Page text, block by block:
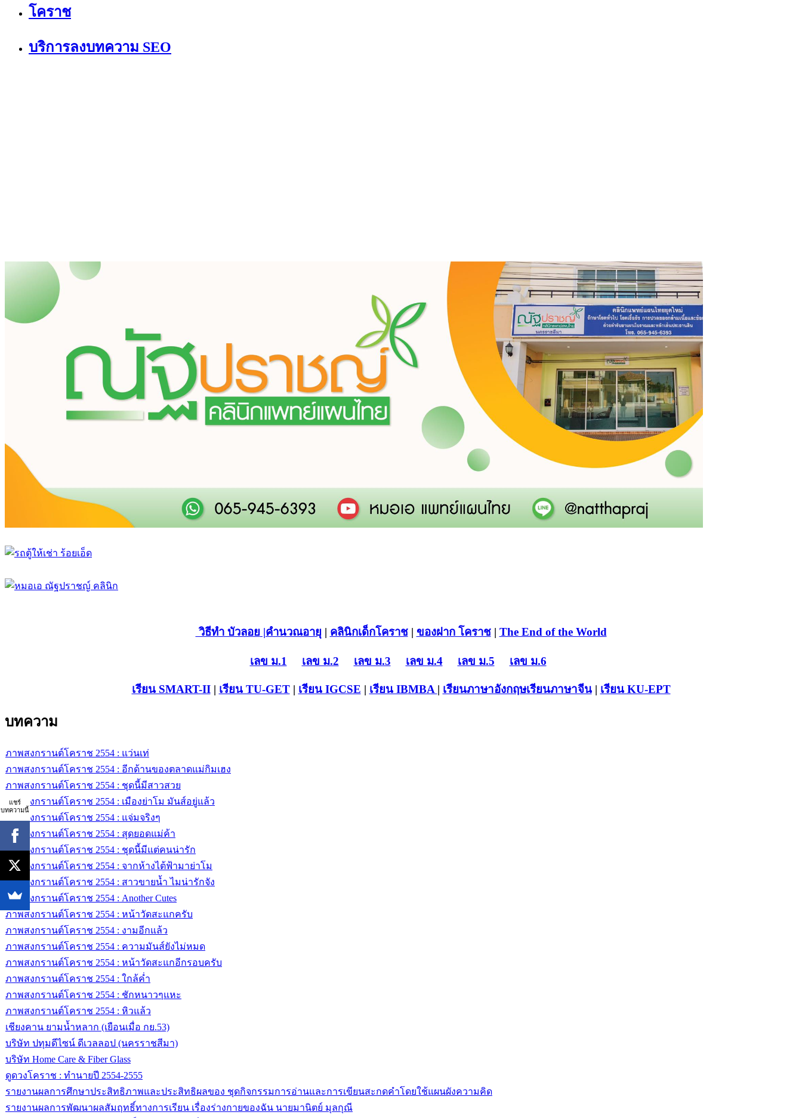
โคราช
บริการลงบทความ SEO
วิธีทำ บัวลอย |คำนวณอายุ | คลินิกเด็กโคราช| ของฝาก โคราช| The End of the World
เลข ม.1 เลข ม.2 เลข ม.3 เลข ม.4 เลข ม.5 เลข ม.6
เรียน SMART-II| เรียน TU-GET| เรียน IGCSE | เรียน IBMBA | เรียนภาษาอังกฤษเรียนภาษาจีน| เรียน KU-EPT
บทความ
ภาพสงกรานต์โคราช 2554 : แว่นเท่
ภาพสงกรานต์โคราช 2554 : อีกด้านของตลาดแม่กิมเฮง
ภาพสงกรานต์โคราช 2554 : ชุดนี้มีสาวสวย
ภาพสงกรานต์โคราช 2554 : เมืองย่าโม มันส์อยู่แล้ว
ภาพสงกรานต์โคราช 2554 : แจ่มจริงๆ
ภาพสงกรานต์โคราช 2554 : สุดยอดแม่ค้า
ภาพสงกรานต์โคราช 2554 : ชุดนี้มีแต่คนน่ารัก
ภาพสงกรานต์โคราช 2554 : จากห้างไต้ฟ้ามาย่าโม
ภาพสงกรานต์โคราช 2554 : สาวขายน้ำ ไมน่ารักจัง
ภาพสงกรานต์โคราช 2554 : Another Cutes
ภาพสงกรานต์โคราช 2554 : หน้าวัดสะแกครับ
ภาพสงกรานต์โคราช 2554 : งามอีกแล้ว
ภาพสงกรานต์โคราช 2554 : ความมันส์ยังไม่หมด
ภาพสงกรานต์โคราช 2554 : หน้าวัดสะแกอีกรอบครับ
ภาพสงกรานต์โคราช 2554 : ใกล้ค่ำ
ภาพสงกรานต์โคราช 2554 : ชักหนาวๆแหะ
ภาพสงกรานต์โคราช 2554 : หิวแล้ว
เชียงคาน ยามน้ำหลาก (เยือนเมื่อ กย.53)
บริษัท ปทุมดีไซน์ ดีเวลลอป (นครราชสีมา)
บริษัท Home Care & Fiber Glass
ดูดวงโคราช : ทำนายปี 2554-2555
รายงานผลการศึกษาประสิทธิภาพและประสิทธิผลของ ชุดกิจกรรมการอ่านและการเขียนสะกดคำโดยใช้แผนผังความคิด
รายงานผลการพัฒนาผลสัมฤทธิ์ทางการเรียน เรื่องร่างกายของฉัน นายมานิตย์ มุลกุณี
แชร์
บทความนี้